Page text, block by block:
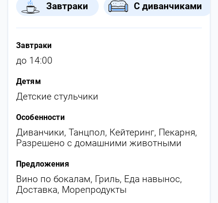
Завтраки С диванчиками
Завтраки
до 14:00
Детям
Детские стульчики
Особенности
Диванчики, Танцпол, Кейтеринг, Пекарня,
Разрешено с домашними животными
Предложения
Вино по бокалам, Гриль, Еда навынос,
Доставка, Морепродукты